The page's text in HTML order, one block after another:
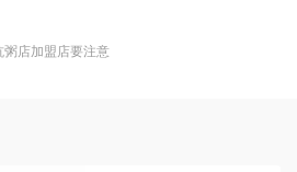
店加盟店要注意